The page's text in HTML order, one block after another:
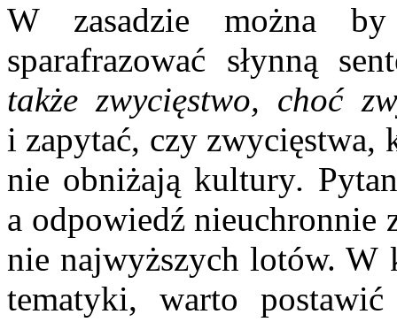
W zasadzie można
sparafrazować słynną
także zwycięstwo, choć
i zapytać, czy
nie obniżają kultury.
a odpowiedź nieuchronnie
nie najwyższych lotów. W
tematyki, warto